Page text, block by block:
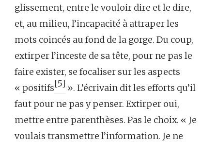
glissement, entre le vouloir dire et le dire,
et, au milieu, l’incapacité à attraper les
mots coincés au fond de la gorge. Du coup,
extirper l’inceste de sa tête, pour ne pas le
faire exister, se focaliser sur les aspects
« positifs[5] ». L’écrivain dit les efforts qu’il
faut pour ne pas y penser. Extirper oui,
mettre entre parenthèses. Pas le choix. « Je
voulais transmettre l’information. Je ne